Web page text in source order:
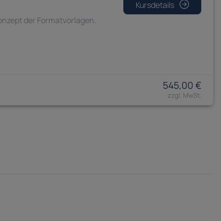
der Formatvorlagen.
Kursdetails
545,00 €